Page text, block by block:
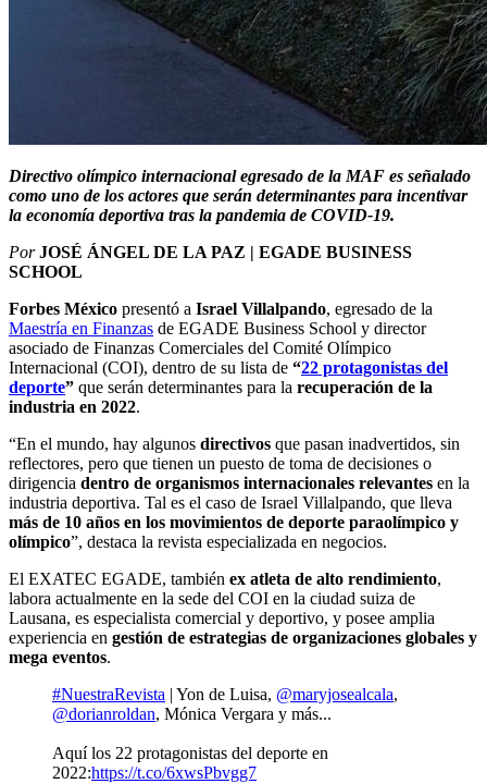
Directivo olímpico internacional egresado de la MAF es señalado
como uno de los actores que serán determinantes para incentivar
la economía deportiva tras la pandemia de COVID-19.
Por JOSÉ ÁNGEL DE LA PAZ | EGADE BUSINESS
SCHOOL
Forbes México presentó a Israel Villalpando, egresado de la
Maestría en Finanzas de EGADE Business School y director
asociado de Finanzas Comerciales del Comité Olímpico
Internacional (COI), dentro de su lista de “22 protagonistas del
deporte” que serán determinantes para la recuperación de la
industria en 2022.
“En el mundo, hay algunos directivos que pasan inadvertidos, sin
reflectores, pero que tienen un puesto de toma de decisiones o
dirigencia dentro de organismos internacionales relevantes en la
industria deportiva. Tal es el caso de Israel Villalpando, que lleva
más de 10 años en los movimientos de deporte paraolímpico y
olímpico”, destaca la revista especializada en negocios.
El EXATEC EGADE, también ex atleta de alto rendimiento,
labora actualmente en la sede del COI en la ciudad suiza de
Lausana, es especialista comercial y deportivo, y posee amplia
experiencia en gestión de estrategias de organizaciones globales y
mega eventos.
#NuestraRevista | Yon de Luisa, @maryjosealcala,
@dorianroldan, Mónica Vergara y más...
Aquí los 22 protagonistas del deporte en
2022:https://t.co/6xwsPbvgg7